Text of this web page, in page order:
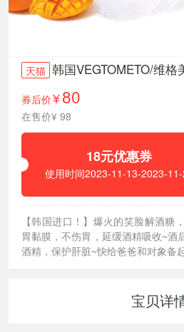
天猫 韩国VEGTOMETO/维格
券后价¥ 80
在售价¥ 98
18元优惠券
使用时间2023-11-13-2023-
【韩国进口！】爆火的笑脸解酒糖
胃黏膜，不伤胃，延缓酒精吸收~酒
酒精，保护肝脏~快给爸爸和对象备
宝贝详